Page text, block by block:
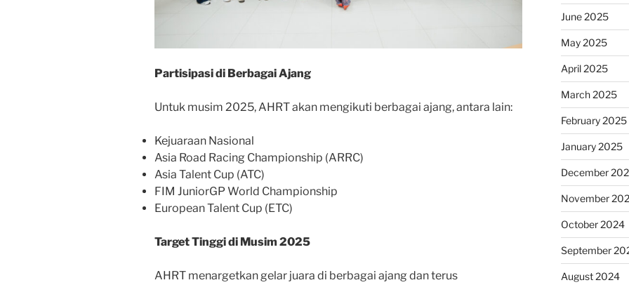
Partisipasi di Berbagai Ajang
Untuk musim 2025, AHRT akan mengikuti berbagai ajang, antara lain:
Kejuaraan Nasional
Asia Road Racing Championship (ARRC)
Asia Talent Cup (ATC)
FIM JuniorGP World Championship
European Talent Cup (ETC)
Target Tinggi di Musim 2025
AHRT menargetkan gelar juara di berbagai ajang dan terus
June 2025
May 2025
April 2025
March 2025
February 2025
January 2025
December
November
October 2024
September
August 2024